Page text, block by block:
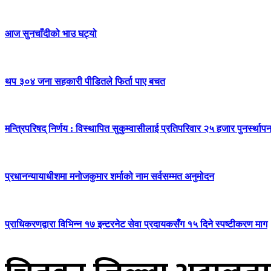
आज सुनचाँदीको भाउ घट्यो
थप ३०४ जना सहकारी पीडितले फिर्ता पाए बचत
मन्त्रिपरिषद् निर्णय : विस्थापित सुकुम्वासीलाई प्रतिपरिवार २५ हजार
प्रधानन्यायाधीशमा मनोजकुमार शर्माको नाम सर्वसम्मत अनुमोदन
प्राधिकरणद्वारा विभिन्न १७ इन्टरनेट सेवा प्रदायकसँग १५ दिने स्पष्टीकरण माग